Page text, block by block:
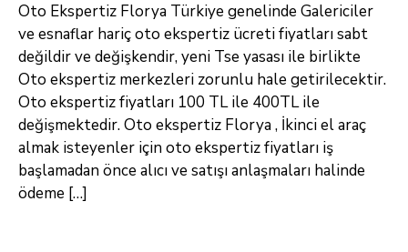
Oto Ekspertiz Florya Türkiye genelinde Galericiler
ve esnaflar hariç oto ekspertiz ücreti fiyatları sabt
değildir ve değişkendir, yeni Tse yasası ile birlikte
Oto ekspertiz merkezleri zorunlu hale getirilecektir.
Oto ekspertiz fiyatları 100 TL ile 400TL ile
değişmektedir. Oto ekspertiz Florya , İkinci el araç
almak isteyenler için oto ekspertiz fiyatları iş
başlamadan önce alıcı ve satışı anlaşmaları halinde
ödeme […]